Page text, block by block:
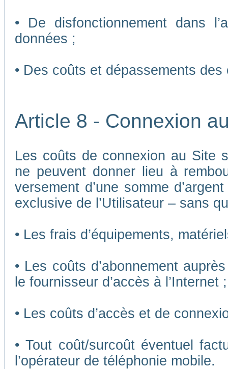
• De disfonctionnement dans
données ;
• Des coûts et dépassements
Article 8 - Connexion
Les coûts de connexion au Site
ne peuvent donner lieu à
versement d’une somme
exclusive de l’Utilisateur – sans
• Les frais d’équipements,
• Les coûts d’abonnement
le fournisseur d’accès à l’Internet ;
• Les coûts d’accès et de
• Tout coût/surcoût éventuel
l’opérateur de téléphonie mobile.